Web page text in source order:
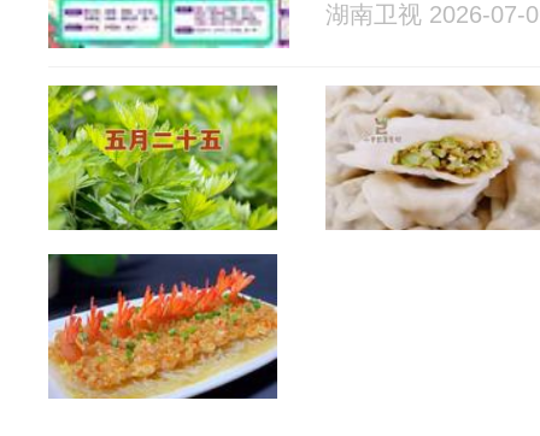
湖南卫视 2026-07-